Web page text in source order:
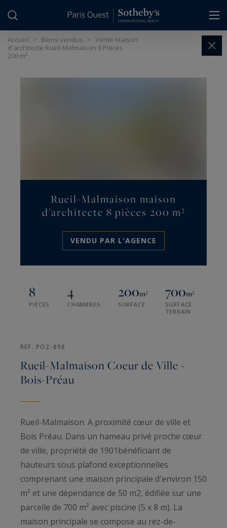
Accueil > Biens vendus > Vente Maison
d'architecte Rueil-Malmaison 8 Pièces
200 m²
Rueil-Malmaison maison
d'architecte 8 pièces 200 m²
VENDU PAR L'AGENCE
8
PIÈCES
4
CHAMBRES
200m²
SURFACE
700m²
SURFACE
TERRAIN
RÉF. PO2-898
Rueil-Malmaison Coeur de Ville -
Bois-Préau
Rueil-Malmaison. A proximité cœur de ville et
Bois Préau. Dans un hameau privé proche cœur
de ville, propriété de 1901bénéficiant de
hauteurs sous plafond exceptionnelles
comprenant une maison principale d'environ 150
m² et une dépendance de 50 m2, édifiée sur une
parcelle de 700 m² avec piscine (5 x 8 m). La
maison principale se compose au rez-de-